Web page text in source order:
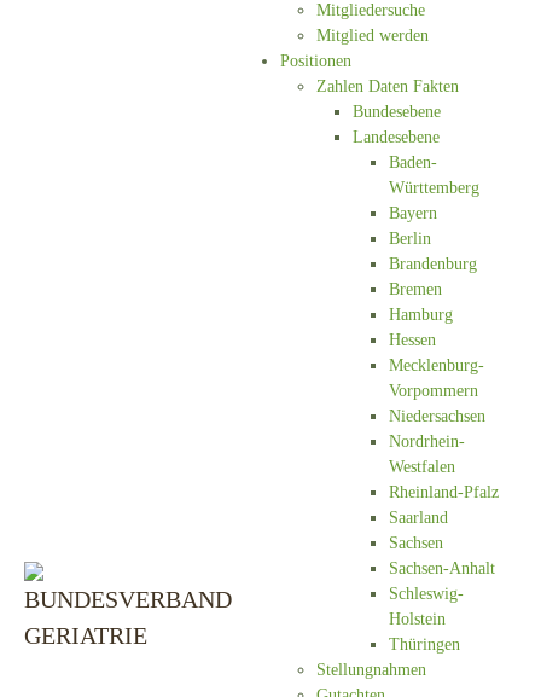
Mitgliedersuche
Mitglied werden
Positionen
Zahlen Daten Fakten
Bundesebene
Landesebene
Baden-
Württemberg
Bayern
Berlin
Brandenburg
Bremen
Hamburg
Hessen
Mecklenburg-
Vorpommern
Niedersachsen
Nordrhein-
Westfalen
Rheinland-Pfalz
Saarland
Sachsen
Sachsen-Anhalt
Schleswig-
Holstein
Thüringen
Stellungnahmen